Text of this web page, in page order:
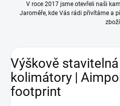
V roce 2017 jsme otevřeli naši
Jaroměře, kde Vás rádi přivítáme a
zboží
Výškově
kolimátory |
footprint